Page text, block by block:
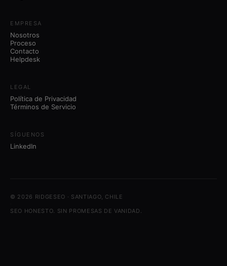
EMPRESA
Nosotros
Proceso
Contacto
Helpdesk
LEGAL
Política de Privacidad
Términos de Servicio
SÍGUENOS
LinkedIn
© 2026 RIDGESEO · SANTIAGO, CHILE
SEO HONESTO. SIN PROMESAS DE VANIDAD.